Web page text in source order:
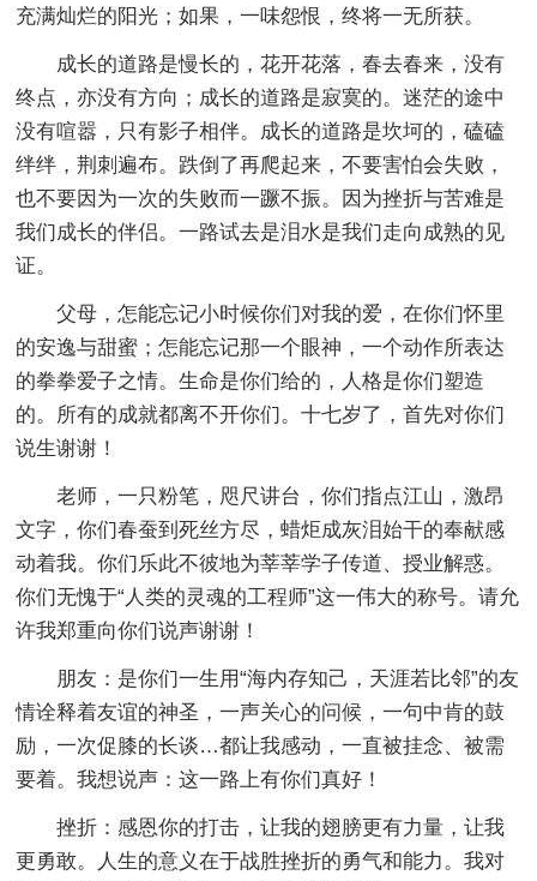
充满灿烂的阳光；如果，一味怨恨，终将一无所获。
成长的道路是慢长的，花开花落，春去春来，没有
终点，亦没有方向；成长的道路是寂寞的。迷茫的途中
没有喧嚣，只有影子相伴。成长的道路是坎坷的，磕磕
绊绊，荆刺遍布。跌倒了再爬起来，不要害怕会失败，
也不要因为一次的失败而一蹶不振。因为挫折与苦难是
我们成长的伴侣。一路试去是泪水是我们走向成熟的见
证。
父母，怎能忘记小时候你们对我的爱，在你们怀里
的安逸与甜蜜；怎能忘记那一个眼神，一个动作所表达
的拳拳爱子之情。生命是你们给的，人格是你们塑造
的。所有的成就都离不开你们。十七岁了，首先对你们
说生谢谢！
老师，一只粉笔，咫尺讲台，你们指点江山，激昂
文字，你们春蚕到死丝方尽，蜡炬成灰泪始干的奉献感
动着我。你们乐此不彼地为莘莘学子传道、授业解惑。
你们无愧于“人类的灵魂的工程师”这一伟大的称号。请允
许我郑重向你们说声谢谢！
朋友：是你们一生用“海内存知己，天涯若比邻”的友
情诠释着友谊的神圣，一声关心的问候，一句中肯的鼓
励，一次促膝的长谈…都让我感动，一直被挂念、被需
要着。我想说声：这一路上有你们真好！
挫折：感恩你的打击，让我的翅膀更有力量，让我
更勇敢。人生的意义在于战胜挫折的勇气和能力。我对